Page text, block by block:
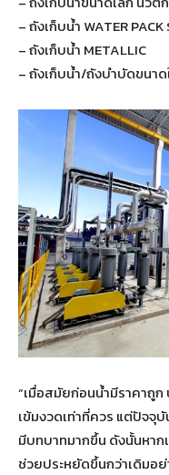
– ถังเก็บน้ำ WATER PACK
– ถังเก็บน้ำ METALLIC
– ถังเก็บน้ำ/ถังบำบัดขนา
“เมื่อสมัยก่อนน้ำมีราคาถู
เข้มงวดเท่าที่ควร แต่ปัจจุ
มีบทบาทมากขึ้น ดังนั้นหาก
ช่วยประหยัดขึ้นกว่าเดิมอ